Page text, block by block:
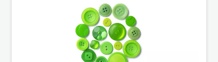
Anhebung hat insbesondere für solche Unternehmen
(Kapitalgesellschaften), die durch die Neueinstufung
in eine kleinere Größenklasse fallen, eine Reduzierung
der Berichtspflicht und gegebenenfalls die Befreiung
von der Prüfungspflicht zur Folge.